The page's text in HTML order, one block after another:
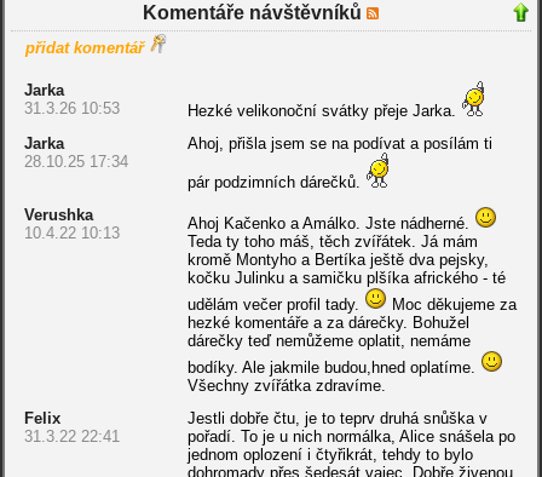
Komentáře návštěvníků
přidat komentář
Jarka
31.3.26 10:53
Hezké velikonoční svátky přeje Jarka.
Jarka
28.10.25 17:34
Ahoj, přišla jsem se na podívat a posílám ti
pár podzimních dárečků.
Verushka
10.4.22 10:13
Ahoj Kačenko a Amálko. Jste nádherné.
Teda ty toho máš, těch zvířátek. Já mám
kromě Montyho a Bertíka ještě dva pejsky,
kočku Julinku a samičku plšíka afrického - té
udělám večer profil tady.
Moc děkujeme za
hezké komentáře a za dárečky. Bohužel
dárečky teď nemůžeme oplatit, nemáme
bodíky. Ale jakmile budou,hned oplatíme.
Všechny zvířátka zdravíme.
Felix
31.3.22 22:41
Jestli dobře čtu, je to teprv druhá snůška v
pořadí. To je u nich normálka, Alice snášela po
jednom oplození i čtyřikrát, tehdy to bylo
dohromady přes šedesát vajec. Dobře živenou